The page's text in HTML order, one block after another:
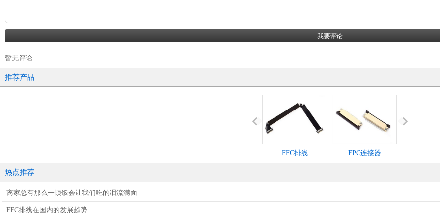
暂无评论
推荐产品
FFC排线 FPC连接器
热点推荐
离家总有那么一顿饭会让我们吃的泪流满面
FFC排线在国内的发展趋势